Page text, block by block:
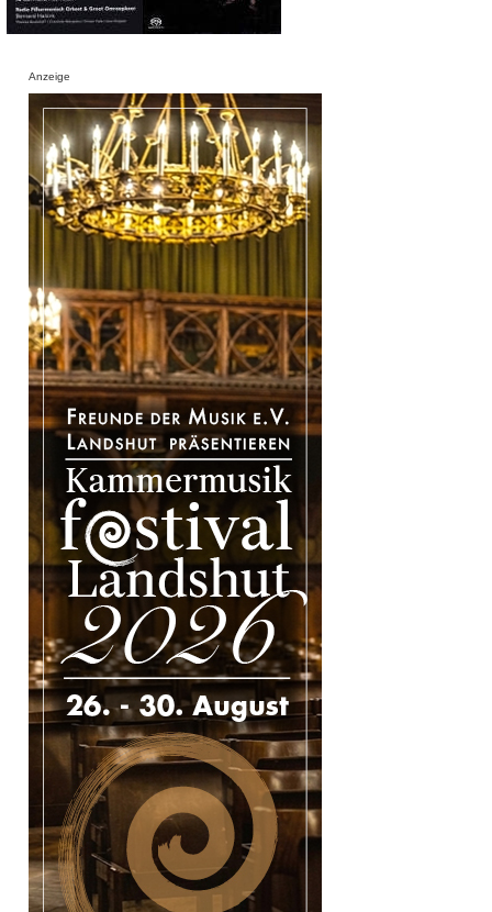
Anzeige